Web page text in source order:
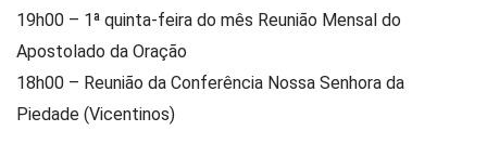
19h00 – 1ª quinta-feira do mês Reunião Mensal do
Apostolado da Oração
18h00 – Reunião da Conferência Nossa Senhora da
Piedade (Vicentinos)